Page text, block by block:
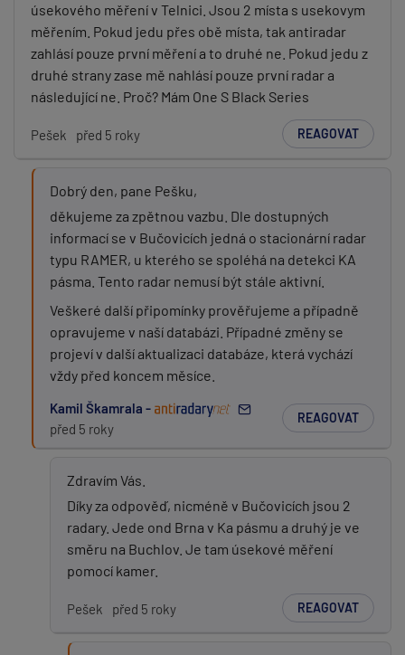
úsekového měření v Telnici. Jsou 2 místa s usekovym
měřením. Pokud jedu přes obě místa, tak antiradar
zahlásí pouze první měření a to druhé ne. Pokud jedu z
druhé strany zase mě nahlásí pouze první radar a
následující ne. Proč? Mám One S Black Series
Pešek před 5 roky REAGOVAT
Dobrý den, pane Pešku,
děkujeme za zpětnou vazbu. Dle dostupných
informací se v Bučovicích jedná o stacionární radar
typu RAMER, u kterého se spoléhá na detekci KA
pásma. Tento radar nemusí být stále aktivní.
Veškeré další připomínky prověřujeme a případně
opravujeme v naší databázi. Případné změny se
projeví v další aktualizaci databáze, která vychází
vždy před koncem měsíce.
Kamil Škamrala -
před 5 roky
REAGOVAT
Zdravím Vás.
Díky za odpověď, nicméně v Bučovicích jsou 2
radary. Jede ond Brna v Ka pásmu a druhý je ve
směru na Buchlov. Je tam úsekové měření
pomocí kamer.
Pešek před 5 roky REAGOVAT